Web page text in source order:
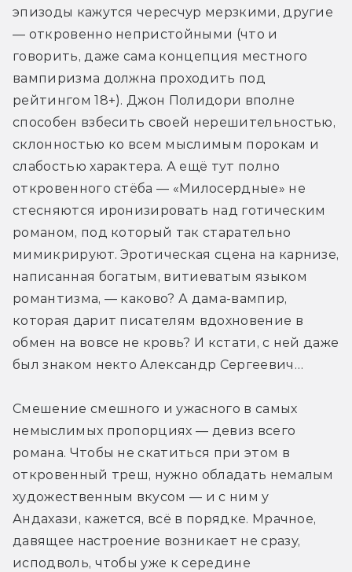
эпизоды кажутся чересчур мерзкими, другие
— откровенно непристойными (что и
говорить, даже сама концепция местного
вампиризма должна проходить под
рейтингом 18+). Джон Полидори вполне
способен взбесить своей нерешительностью,
склонностью ко всем мыслимым порокам и
слабостью характера. А ещё тут полно
откровенного стёба — «Милосердные» не
стесняются иронизировать над готическим
романом, под который так старательно
мимикрируют. Эротическая сцена на карнизе,
написанная богатым, витиеватым языком
романтизма, — каково? А дама-вампир,
которая дарит писателям вдохновение в
обмен на вовсе не кровь? И кстати, с ней даже
был знаком некто Александр Сергеевич…
Смешение смешного и ужасного в самых
немыслимых пропорциях — девиз всего
романа. Чтобы не скатиться при этом в
откровенный треш, нужно обладать немалым
художественным вкусом — и с ним у
Андахази, кажется, всё в порядке. Мрачное,
давящее настроение возникает не сразу,
исподволь, чтобы уже к середине